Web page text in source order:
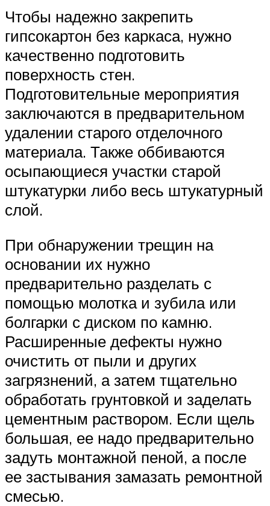
Чтобы надежно закрепить
гипсокартон без каркаса, нужно
качественно подготовить
поверхность стен.
Подготовительные мероприятия
заключаются в предварительном
удалении старого отделочного
материала. Также оббиваются
осыпающиеся участки старой
штукатурки либо весь штукатурный
слой.
При обнаружении трещин на
основании их нужно
предварительно разделать с
помощью молотка и зубила или
болгарки с диском по камню.
Расширенные дефекты нужно
очистить от пыли и других
загрязнений, а затем тщательно
обработать грунтовкой и заделать
цементным раствором. Если щель
большая, ее надо предварительно
задуть монтажной пеной, а после
ее застывания замазать ремонтной
смесью.